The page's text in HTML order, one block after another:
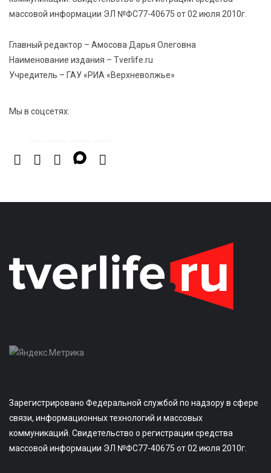
Новые правила РЖД: пассажиров начнут
цифровом формате
массовой информации ЭЛ №ФС77-40675 от 02 июля 2010г.
Главный редактор – Амосова Дарья Олеговна
Наименование издания – Tverlife.ru
Учредитель – ГАУ «РИА «Верхневолжье»
Мы в соцсетях:
Зарегистрировано Федеральной службой по надзору в сфере
связи, информационных технологий и массовых
коммуникаций. Свидетельство о регистрации средства
массовой информации ЭЛ №ФС77-40675 от 02 июля 2010г.